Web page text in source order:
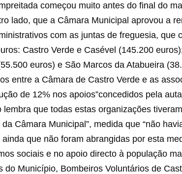
começou muito antes do final do
lado, que a Câmara Municipal aprovou a
com as juntas de freguesia, que
Castro Verde e Casével (145.200
euros) e São Marcos da Atabueira
entre a Câmara de Castro Verde e as
de 12% nos apoios”concedidos pela
que todas estas organizações
Câmara Municipal”, medida que “não
que não foram abrangidas por esta
sociais e no apoio directo à população
do Município, Bombeiros Voluntários de